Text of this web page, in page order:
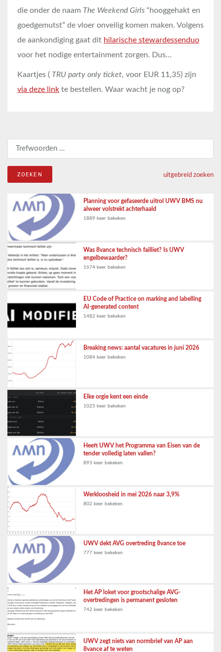
die onder de naam The Weekend Girls “hooggehakt en
goedgemutst” de vloer onveilig komen maken. Volgens
de aankondiging gaat dit hilarische stewardessenduo
voor het nodige entertainment zorgen. Dus…
Kaartjes ( TRU party only ticket, voor EUR 11,35) zijn
via deze link te bestellen. Waar wacht je nog op?
Zoeken naar:
uitgebreid zoeken
Planning voor gefaseerde uitrol UWV BMS nu
alweer volstrekt achterhaald
1889 keer bekeken
Was 8vance technisch failliet? Is UWV
engelbewaarder?
1674 keer bekeken
EU Code of Practice on marking and labelling
AI-generated content
1482 keer bekeken
Breaking news: aantal vacatures in juni 2026
1084 keer bekeken
Elke orgie kent een einde
1025 keer bekeken
Heeft UWV het Programma van Eisen van de
tender volledig laten vallen?
893 keer bekeken
Werkloosheid in mei 2026 naar 3,9%
802 keer bekeken
UWV dekt AVG overtreding 8vance toe
777 keer bekeken
Het AP loket voor grootschalige AVG-
overtredingen is permanent gesloten
742 keer bekeken
UWV zegt niets van normbrief van AP aan
8vance af te weten